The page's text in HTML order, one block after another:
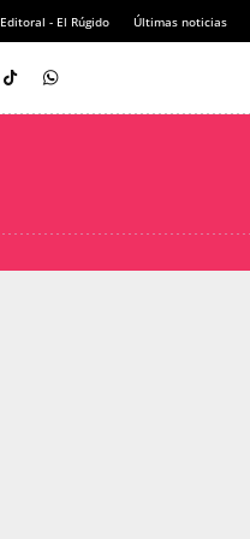
Editoral - El Rúgido Últimas noticias